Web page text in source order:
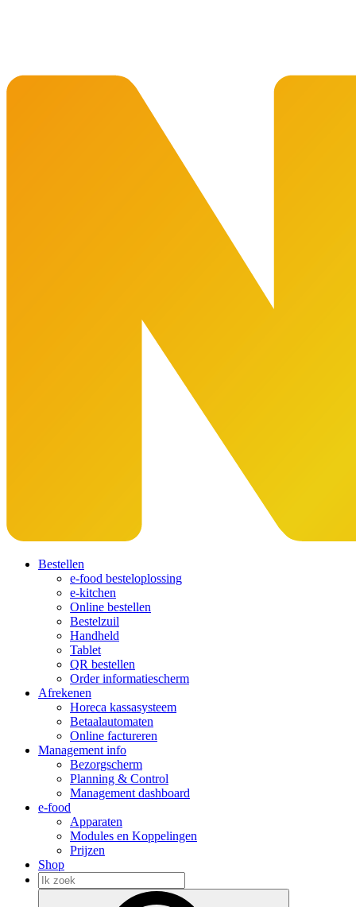
Bestellen
e-food besteloplossing
e-kitchen
Online bestellen
Bestelzuil
Handheld
Tablet
QR bestellen
Order informatiescherm
Afrekenen
Horeca kassasysteem
Betaalautomaten
Online factureren
Management info
Bezorgscherm
Planning & Control
Management dashboard
e-food
Apparaten
Modules en Koppelingen
Prijzen
Shop